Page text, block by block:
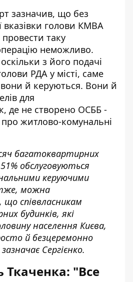
зазначив, що без
вказівки голови КМВА
таку
неможливо.
з його подачі
РДА у місті, саме
й керуються. Вони й
для
де не створено ОСББ -
про житлово-комунальні
багатоквартирних
обслуговуються
керуючими
можна
співвласникам
будинків, які
населення Києва,
й безцеремонно
Сергієнко.
Ткаченка: "Все